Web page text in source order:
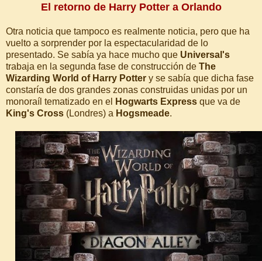
El retorno de Harry Potter a Orlando
Otra noticia que tampoco es realmente noticia, pero que ha
vuelto a sorprender por la espectacularidad de lo
presentado. Se sabía ya hace mucho que Universal's
trabaja en la segunda fase de construcción de The
Wizarding World of Harry Potter y se sabía que dicha fase
constaría de dos grandes zonas construidas unidas por un
monoraíl tematizado en el
Hogwarts Express que va de
King's Cross (Londres) a Hogsmeade.